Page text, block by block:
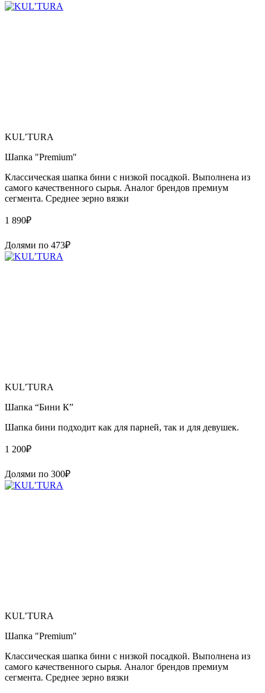
KUL’TURA
Шапка "Premium"
Классическая шапка бини с низкой посадкой. Выполнена из
самого качественного сырья. Аналог брендов премиум
сегмента. Среднее зерно вязки
1 890₽
Долями по 473₽
KUL’TURA
Шапка “Бини К”
Шапка бини подходит как для парней, так и для девушек.
1 200₽
Долями по 300₽
KUL’TURA
Шапка "Premium"
Классическая шапка бини с низкой посадкой. Выполнена из
самого качественного сырья. Аналог брендов премиум
сегмента. Среднее зерно вязки